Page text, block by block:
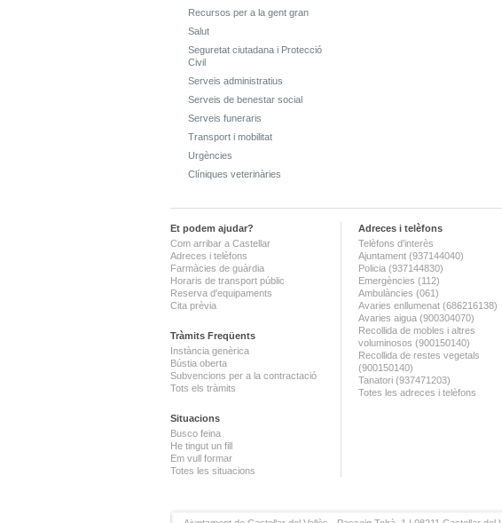
Recursos per a la gent gran
Salut
Seguretat ciutadana i Protecció
Civil
Serveis administratius
Serveis de benestar social
Serveis funeraris
Transport i mobilitat
Urgències
Clíniques veterinàries
Et podem ajudar?
Com arribar a Castellar
Adreces i telèfons
Farmàcies de guàrdia
Horaris de transport públic
Reserva d'equipaments
Cita prèvia
Tràmits Freqüents
Instància genèrica
Bústia oberta
Subvencions per a la contractació
Tots els tràmits
Situacions
Busco feina
He tingut un fill
Em vull formar
Totes les situacions
Adreces i telèfons
Telèfons d'interès
Ajuntament (937144040)
Policia (937144830)
Emergències (112)
Ambulàncies (061)
Avaries enllumenat (686216138)
Avaries aigua (900304070)
Recollida de mobles i altres
voluminosos (900150140)
Recollida de restes vegetals
(900150140)
Tanatori (937471203)
Totes les adreces i telèfons